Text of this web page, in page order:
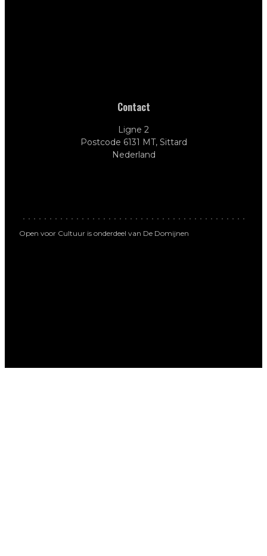
Contact
Ligne 2
Postcode 6131 MT, Sittard
Nederland
Open voor Cultuur is onderdeel van De Domijnen